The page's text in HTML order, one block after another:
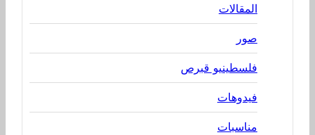
المقالات
صور
فلسطينيو قبرص
فيدوهات
مناسبات